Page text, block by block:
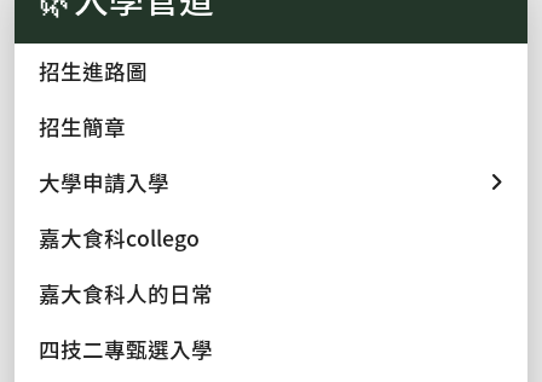
招生進路圖
招生簡章
大學申請入學
嘉大食科collego
嘉大食科人的日常
四技二專甄選入學